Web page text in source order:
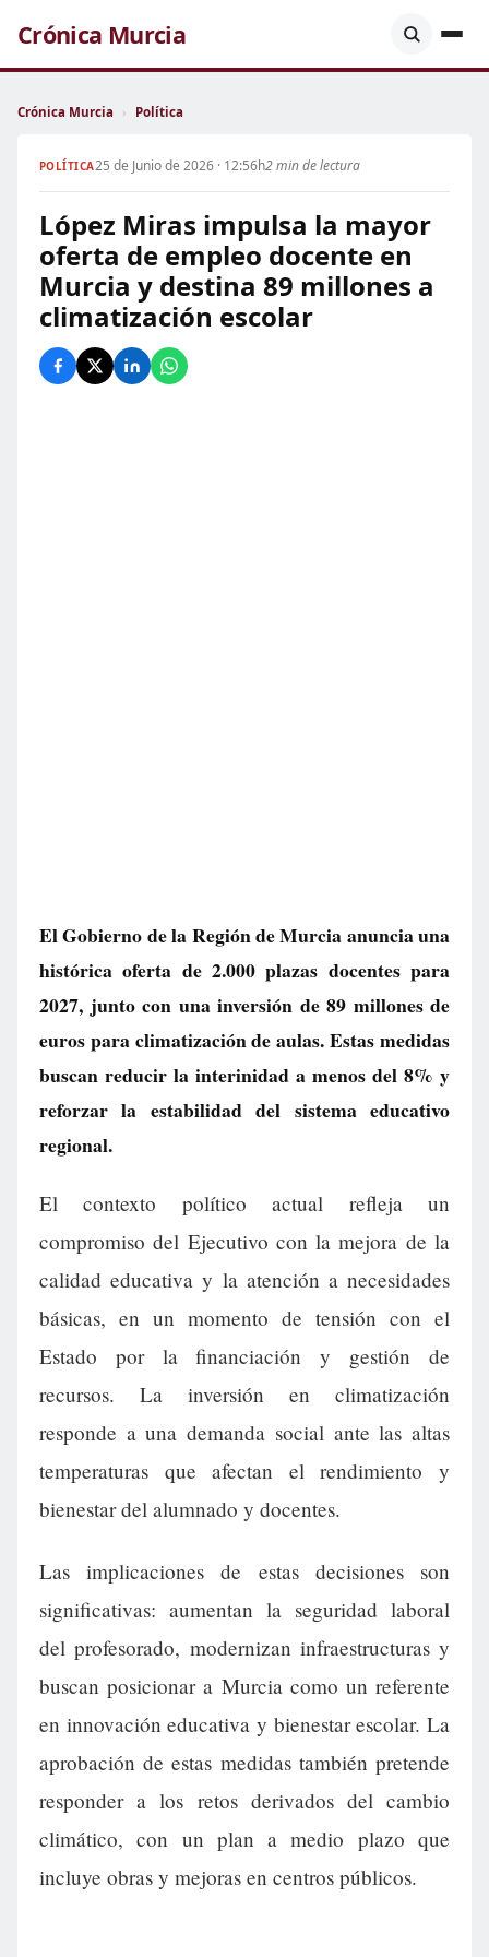
Crónica Murcia
Crónica Murcia › Política
POLÍTICA25 de Junio de 2026 · 12:56h2 min de lectura
López Miras impulsa la mayor
oferta de empleo docente en
Murcia y destina 89 millones a
climatización escolar
El Gobierno de la Región de Murcia anuncia una
histórica oferta de 2.000 plazas docentes para
2027, junto con una inversión de 89 millones de
euros para climatización de aulas. Estas medidas
buscan reducir la interinidad a menos del 8% y
reforzar la estabilidad del sistema educativo
regional.
El contexto político actual refleja un
compromiso del Ejecutivo con la mejora de la
calidad educativa y la atención a necesidades
básicas, en un momento de tensión con el
Estado por la financiación y gestión de
recursos. La inversión en climatización
responde a una demanda social ante las altas
temperaturas que afectan el rendimiento y
bienestar del alumnado y docentes.
Las implicaciones de estas decisiones son
significativas: aumentan la seguridad laboral
del profesorado, modernizan infraestructuras y
buscan posicionar a Murcia como un referente
en innovación educativa y bienestar escolar. La
aprobación de estas medidas también pretende
responder a los retos derivados del cambio
climático, con un plan a medio plazo que
incluye obras y mejoras en centros públicos.